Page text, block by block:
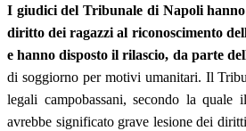
I giudici del Tribunale di Napoli
diritto dei ragazzi al riconoscimento
e hanno disposto il rilascio, da parte
di soggiorno per motivi umanitari. Il
legali campobassani, secondo la
avrebbe significato grave lesione dei